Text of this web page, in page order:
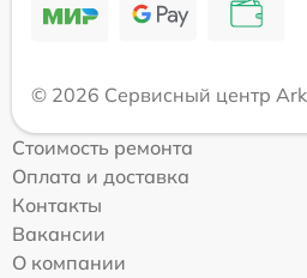
© 2026 Сервисный центр
Стоимость ремонта
Оплата и доставка
Контакты
Вакансии
О компании